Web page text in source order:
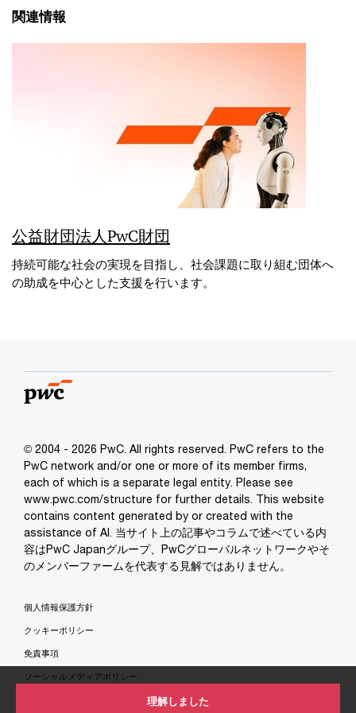
理解しました
関連情報
公益財団法人PwC財団
持続可能な社会の実現を目指し、社会課題に取り組む団体へ
の助成を中心とした支援を行います。
© 2004 - 2026 PwC. All rights reserved. PwC refers to the
PwC network and/or one or more of its member firms,
each of which is a separate legal entity. Please see
www.pwc.com/structure for further details. This website
contains content generated by or created with the
assistance of AI. 当サイト上の記事やコラムで述べている内
容はPwC Japanグループ、PwCグローバルネットワークやそ
のメンバーファームを代表する見解ではありません。
個人情報保護方針
クッキーポリシー
免責事項
ソーシャルメディアポリシー